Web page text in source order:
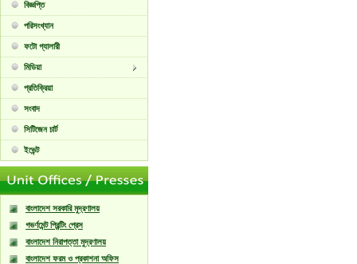
বিজ্ঞপ্তি
পরিসংখ্যান
ফটো গ্যালারী
মিডিয়া
প্রতিক্রিয়া
সংবাদ
সিটিজেন চার্ট
ইভেন্ট
বাংলাদেশ সরকারি মুদ্রণালয়
গভর্ণমেন্ট প্রিন্টিং প্রেস
বাংলাদেশ নিরাপত্তা মুদ্রণালয়
বাংলাদেশ ফরম ও প্রকাশনা অফিস